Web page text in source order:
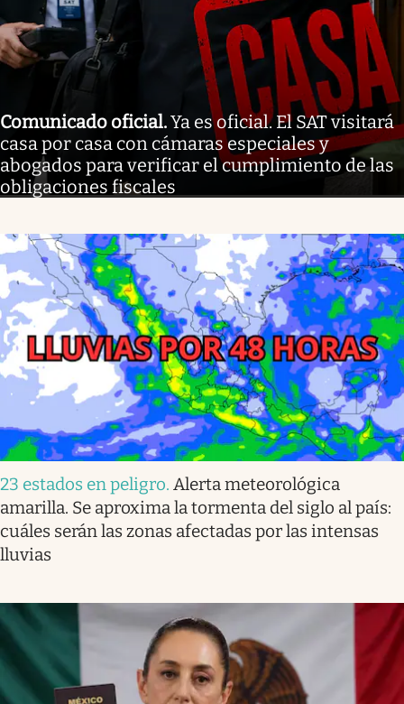
Comunicado oficial.Ya es oficial. El SAT visitará
casa por casa con cámaras especiales y
abogados para verificar el cumplimiento de las
obligaciones fiscales
23 estados en peligro. Alerta meteorológica
amarilla. Se aproxima la tormenta del siglo al país:
cuáles serán las zonas afectadas por las intensas
lluvias